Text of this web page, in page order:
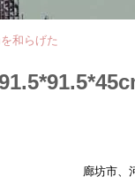
和らげた
廊坊市、